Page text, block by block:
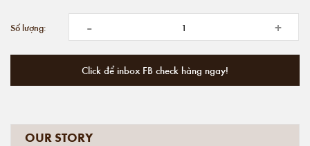
Số lượng: - +
Click để inbox FB check hàng ngay!
OUR STORY